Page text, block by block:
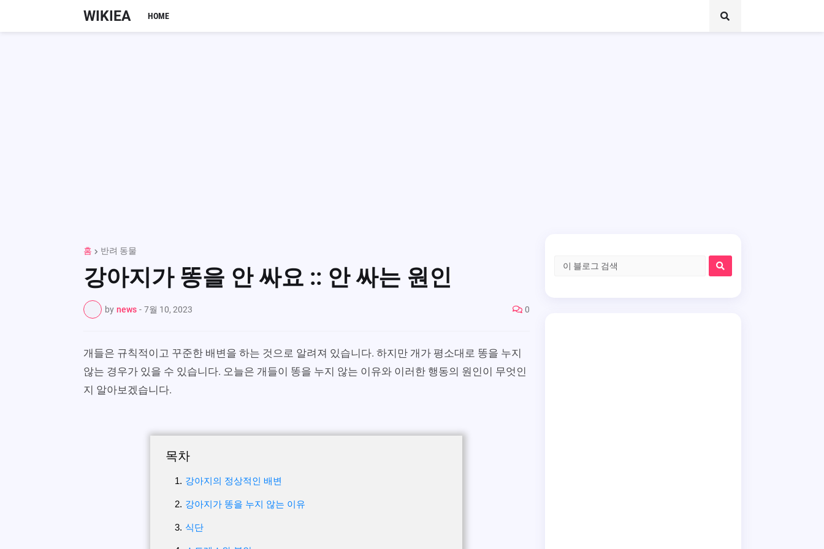
WIKIEA HOME
홈 반려 동물
강아지가 똥을 안 싸요 :: 안 싸는 원인
by news - 7월 10, 2023 0
개들은 규칙적이고 꾸준한 배변을 하는 것으로 알려져 있습니다. 하지만 개가 평소대로 똥을 누지
않는 경우가 있을 수 있습니다. 오늘은 개들이 똥을 누지 않는 이유와 이러한 행동의 원인이 무엇인
지 알아보겠습니다.
목차
강아지의 정상적인 배변
강아지가 똥을 누지 않는 이유
식단